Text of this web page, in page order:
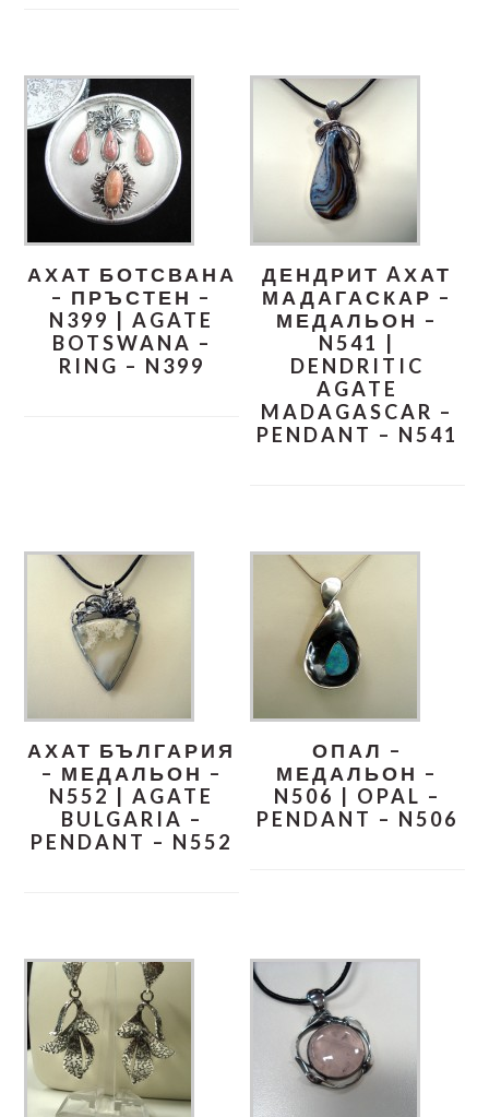
АХАТ БОТСВАНА
– ПРЪСТЕН –
N399 | AGATE
BOTSWANA –
RING – N399
ДЕНДРИТ AХАТ
МАДАГАСКАР –
МЕДАЛЬОН –
N541 |
DENDRITIC
AGATE
MADAGASCAR –
PENDANT – N541
АХАТ БЪЛГАРИЯ
– МЕДАЛЬОН –
N552 | AGATE
BULGARIA –
PENDANT – N552
ОПАЛ –
МЕДАЛЬОН –
N506 | OPAL –
PENDANT – N506